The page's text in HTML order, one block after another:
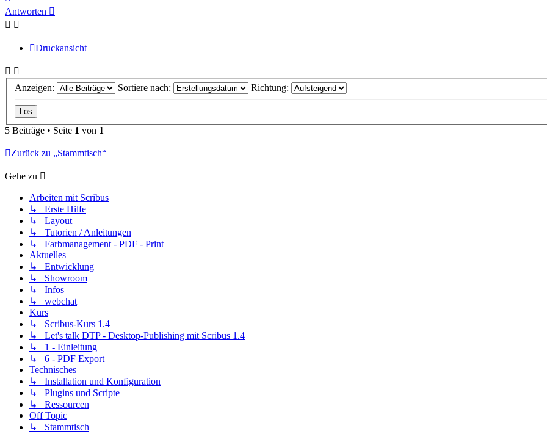
oben
Antworten
Druckansicht
Anzeigen: Sortiere nach: Richtung:
5 Beiträge • Seite 1 von 1
Zurück zu „Stammtisch“
Gehe zu
Arbeiten mit Scribus
↳ Erste Hilfe
↳ Layout
↳ Tutorien / Anleitungen
↳ Farbmanagement - PDF - Print
Aktuelles
↳ Entwicklung
↳ Showroom
↳ Infos
↳ webchat
Kurs
↳ Scribus-Kurs 1.4
↳ Let's talk DTP - Desktop-Publishing mit Scribus 1.4
↳ 1 - Einleitung
↳ 6 - PDF Export
Technisches
↳ Installation und Konfiguration
↳ Plugins und Scripte
↳ Ressourcen
Off Topic
↳ Stammtisch